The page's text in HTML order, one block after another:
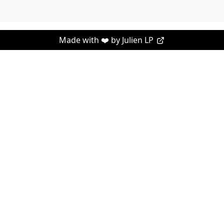
Made with ❤️ by Julien LP